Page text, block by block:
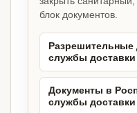
блок документов.
службы доставки
Документы в
службы доставки